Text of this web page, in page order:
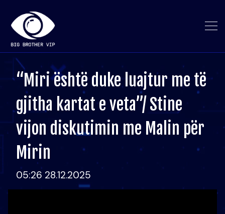
“Miri është duke luajtur me të
gjitha kartat e veta”/ Stine
vijon diskutimin me Malin për
Mirin
05:26 28.12.2025